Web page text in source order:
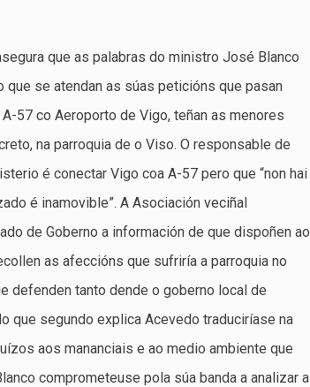
que as palabras do ministro José Blanco
se atendan as súas peticións que pasan
57 co Aeroporto de Vigo, teñan as menores
na parroquia de o Viso. O responsable de
é conectar Vigo coa A-57 pero que “non hai
é inamovible”. A Asociación veciñal
de Goberno a información de que dispoñen ao
as afeccións que sufriría a parroquia no
defenden tanto dende o goberno local de
que segundo explica Acevedo traduciríase na
aos mananciais e ao medio ambiente que
comprometeuse pola súa banda a analizar a